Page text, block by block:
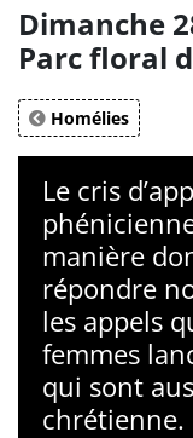
Dimanche
Parc floral
Homélies
Le cris
manière
répondre
les appels
femmes
qui sont
chrétienne.